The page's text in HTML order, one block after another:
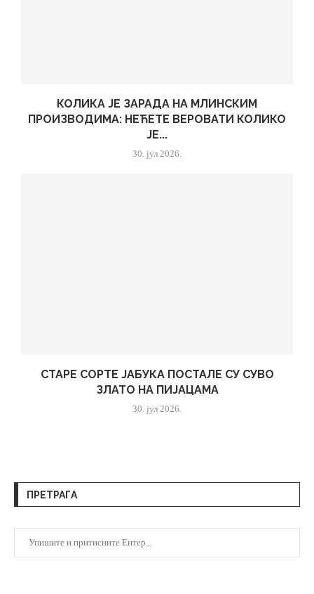
КОЛИКА ЈЕ ЗАРАДА НА МЛИНСКИМ
ПРОИЗВОДИМА: НЕЋЕТЕ ВЕРОВАТИ КОЛИКО
ЈЕ...
30. јул 2026.
СТАРЕ СОРТЕ ЈАБУКА ПОСТАЛЕ СУ СУВО
ЗЛАТО НА ПИЈАЦАМА
30. јул 2026.
ПРЕТРАГА